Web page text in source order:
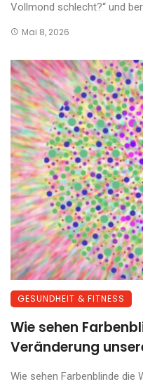
Vollmond schlecht?“ und
Mai 8, 2026
GESUNDHEIT & FITNESS
Wie sehen
Veränderung
Wie sehen Farbenblinde die